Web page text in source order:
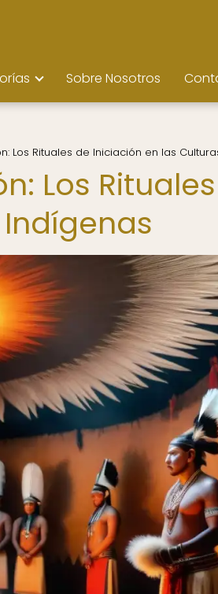
Sobre Nosotros
Los Rituales de Iniciación en las
Los